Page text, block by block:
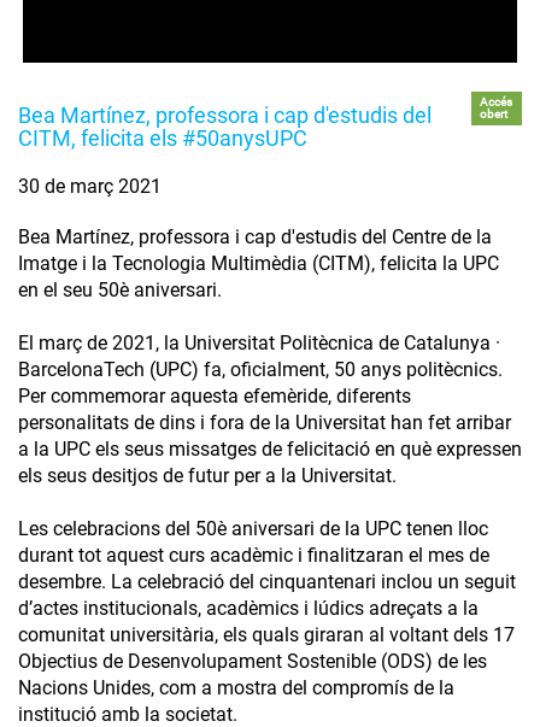
Bea Martínez, professora i cap d'estudis del
CITM, felicita els #50anysUPC
Accés
obert
30 de març 2021
Bea Martínez, professora i cap d'estudis del Centre de la
Imatge i la Tecnologia Multimèdia (CITM), felicita la UPC
en el seu 50è aniversari.
El març de 2021, la Universitat Politècnica de Catalunya ·
BarcelonaTech (UPC) fa, oficialment, 50 anys politècnics.
Per commemorar aquesta efemèride, diferents
personalitats de dins i fora de la Universitat han fet arribar
a la UPC els seus missatges de felicitació en què expressen
els seus desitjos de futur per a la Universitat.
Les celebracions del 50è aniversari de la UPC tenen lloc
durant tot aquest curs acadèmic i finalitzaran el mes de
desembre. La celebració del cinquantenari inclou un seguit
d’actes institucionals, acadèmics i lúdics adreçats a la
comunitat universitària, els quals giraran al voltant dels 17
Objectius de Desenvolupament Sostenible (ODS) de les
Nacions Unides, com a mostra del compromís de la
institució amb la societat.